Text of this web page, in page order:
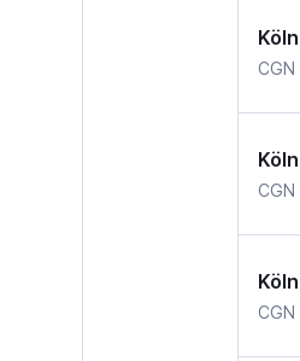
Köln
CGN
Köln
CGN
Köln
CGN